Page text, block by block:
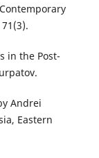
in the Post-
Andrei
Eastern